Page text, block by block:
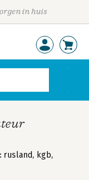
in huis
rusland, kgb,